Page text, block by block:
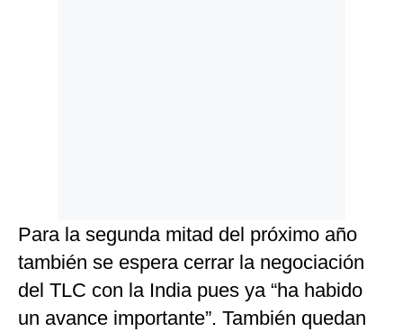
Para la segunda mitad del próximo año
también se espera cerrar la negociación
del TLC con la India pues ya “ha habido
un avance importante”. También quedan